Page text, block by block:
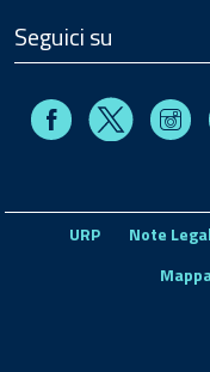
Seguici su
FacebookX
URP Note